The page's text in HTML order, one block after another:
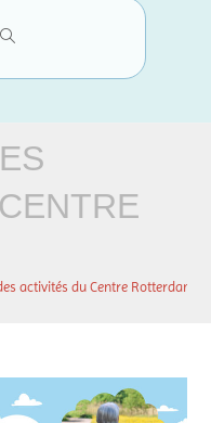
activités du Centre Rotterdam